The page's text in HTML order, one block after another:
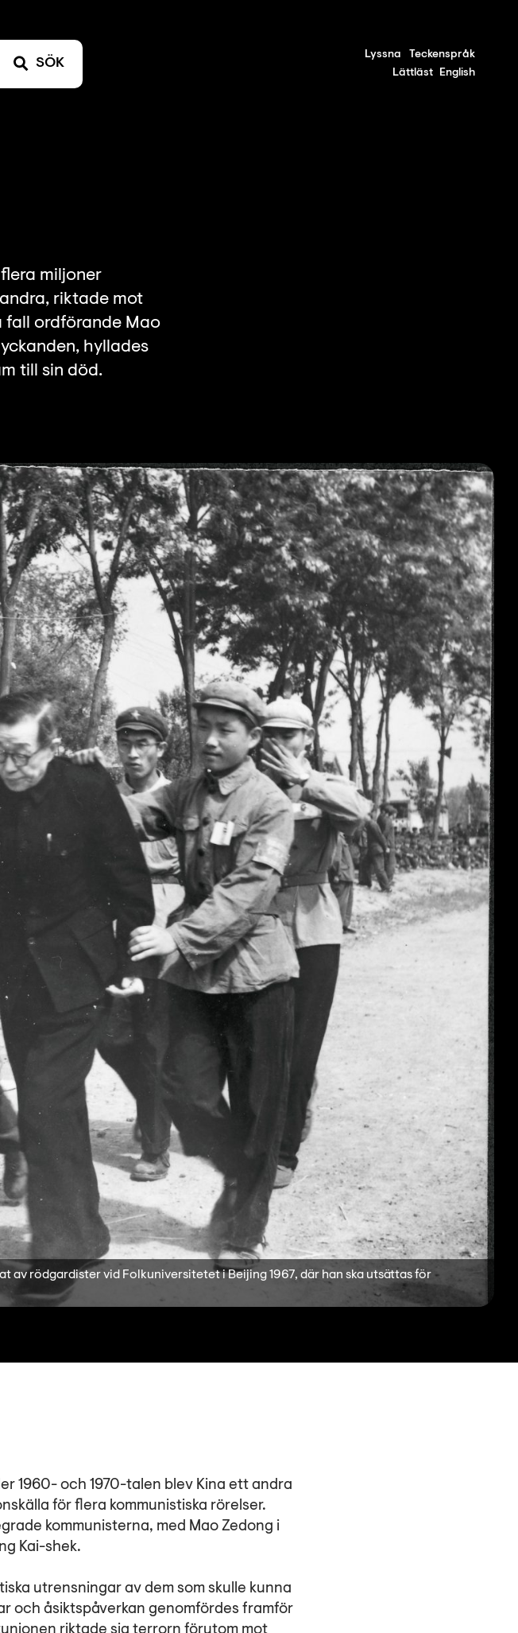
SÖK
Lyssna
Teckenspråk
Lättläst
English
miljoner
riktade mot
fall ordförande Mao
hyllades
till sin död.
av rödgardister vid Folkuniversitetet i Beijing 1967, där han ska utsättas för
1960- och 1970-talen blev Kina ett andra
för flera kommunistiska rörelser.
kommunisterna, med Mao Zedong i
Kai-shek.
utrensningar av dem som skulle kunna
och åsiktspåverkan genomfördes framför
riktade sig terrorn förutom mot